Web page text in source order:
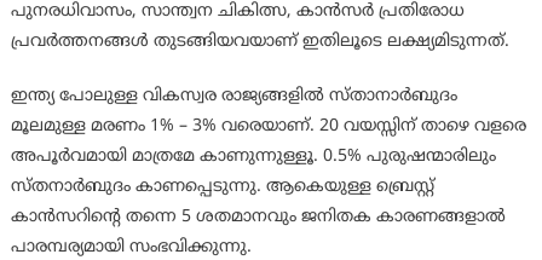
പുനരധിവാസം, സാന്ത്വന ചികിത്സ, കാന്‍സര്‍ പ്രതിരോധ
പ്രവര്‍ത്തനങ്ങള്‍ തുടങ്ങിയവയാണ് ഇതിലൂടെ ലക്ഷ്യമിടുന്നത്.
ഇന്ത്യ പോലുള്ള വികസ്വര രാജ്യങ്ങളില്‍ സ്താനാര്‍ബുദം
മൂലമുള്ള മരണം 1% – 3% വരെയാണ്. 20 വയസ്സിന് താഴെ വളരെ
അപൂര്‍വമായി മാത്രമേ കാണുന്നുള്ളൂ. 0.5% പുരുഷന്മാരിലും
സ്തനാര്‍ബുദം കാണപ്പെടുന്നു. ആകെയുള്ള ബ്രെസ്റ്റ്
കാന്‍സറിന്റെ തന്നെ 5 ശതമാനവും ജനിതക കാരണങ്ങളാല്‍
പാരമ്പര്യമായി സംഭവിക്കുന്നു.